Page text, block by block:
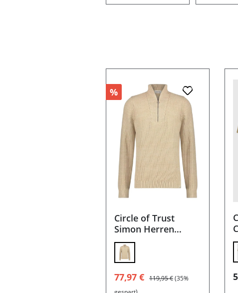
%
Circle of Trust
Simon Herren
Pullover
Verkaufspreis:
77,97 € Regulärer Preis:
119,95 €(35%